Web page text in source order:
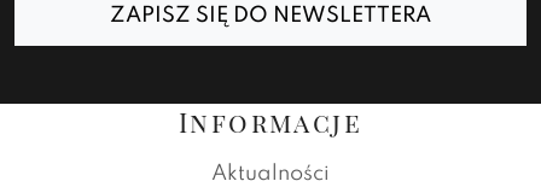
ZAPISZ SIĘ DO NEWSLETTERA
Informacje
Aktualności